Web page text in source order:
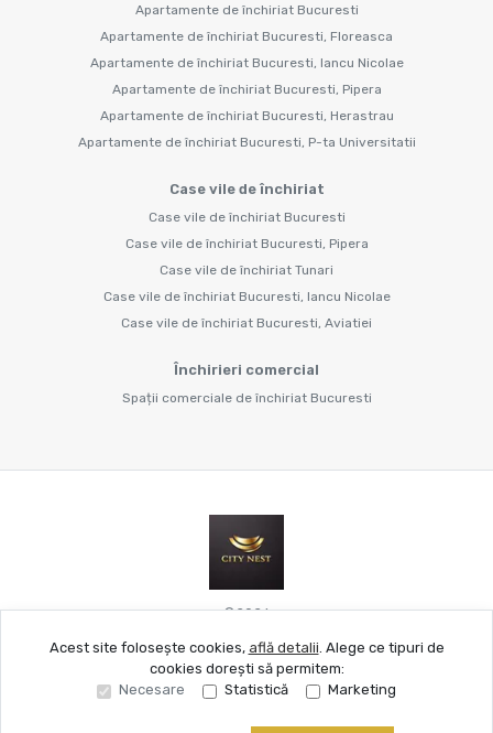
Apartamente de închiriat Bucuresti
Apartamente de închiriat Bucuresti, Floreasca
Apartamente de închiriat Bucuresti, Iancu Nicolae
Apartamente de închiriat Bucuresti, Pipera
Apartamente de închiriat Bucuresti, Herastrau
Apartamente de închiriat Bucuresti, P-ta Universitatii
Case vile de închiriat
Case vile de închiriat Bucuresti
Case vile de închiriat Bucuresti, Pipera
Case vile de închiriat Tunari
Case vile de închiriat Bucuresti, Iancu Nicolae
Case vile de închiriat Bucuresti, Aviatiei
Închirieri comercial
Spații comerciale de închiriat Bucuresti
©2026
Site creat în
Acest site folosește cookies, află detalii. Alege ce tipuri de
cookies dorești să permitem:
Necesare
Statistică Marketing